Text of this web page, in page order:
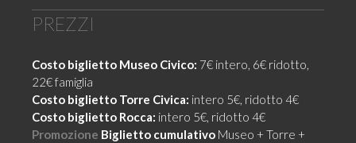
PREZZI
Costo biglietto Museo Civico: 7€ intero, 6€ ridotto,
22€ famiglia
Costo biglietto Torre Civica: intero 5€, ridotto 4€
Costo biglietto Rocca: intero 5€, ridotto 4€
Promozione Biglietto cumulativo Museo + Torre +